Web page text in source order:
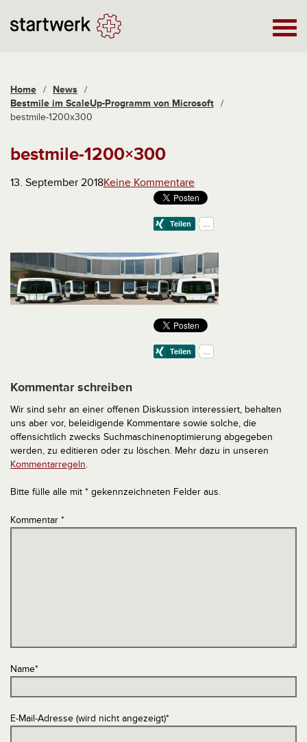
Home / News /
Bestmile im ScaleUp-Programm von Microsoft /
bestmile-1200x300
bestmile-1200×300
13. September 2018Keine Kommentare
Kommentar schreiben
Wir sind sehr an einer offenen Diskussion interessiert, behalten
uns aber vor, beleidigende Kommentare sowie solche, die
offensichtlich zwecks Suchmaschinenoptimierung abgegeben
werden, zu editieren oder zu löschen. Mehr dazu in unseren
Kommentarregeln.
Bitte fülle alle mit * gekennzeichneten Felder aus.
Kommentar *
Name*
E-Mail-Adresse (wird nicht angezeigt)*